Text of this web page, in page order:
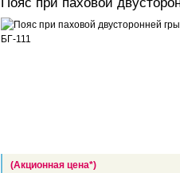
(Акционная цена*)